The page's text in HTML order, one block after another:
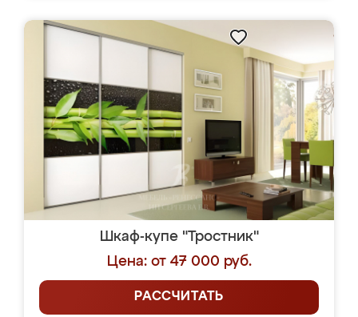
Шкаф-купе "Тростник"
Цена: от 47 000 руб.
РАССЧИТАТЬ